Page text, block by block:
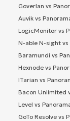
Goverlan vs
Auvik vs
LogicMonitor vs
N-able N-sight vs
Baramundi vs
Hexnode vs
ITarian vs
Bacon Unlimited
Level vs
GoTo Resolve vs